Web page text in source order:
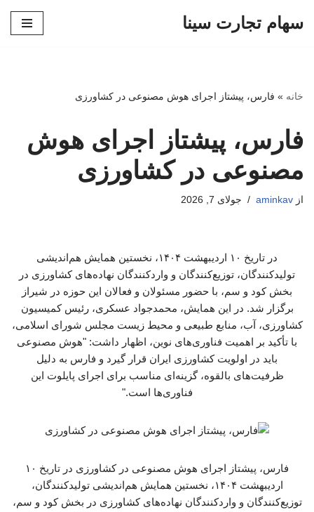
سهام تجارت سینا
خانه » فارس، پیشتاز اجرای هوش مصنوعی در کشاورزی
فارس، پیشتاز اجرای هوش
مصنوعی در کشاورزی
از aminkav جولای 7, 2026
در تاریخ ۱۰ اردیبهشت ۱۴۰۴، نخستین همایش هم‌اندیشی
تولیدکنندگان، توزیع‌کنندگان و واردکنندگان نهاده‌های کشاورزی در
بخش کود و سم، با حضور مسئولان و فعالان این حوزه در شیراز
برگزار شد. در این همایش، محمدجواد عسکری، رئیس کمیسیون
کشاورزی، آب، منابع طبیعی و محیط زیست مجلس شورای اسلامی،
با تأکید بر اهمیت فناوری‌های نوین، اظهار داشت: "هوش مصنوعی
باید در اولویت کشاورزی ایران قرار گیرد و فارس به دلیل
ظرفیت‌های بالقوه، گزینه‌ای مناسب برای اجرای پایلوت این
فناوری‌ها است."
فارس، پیشتاز اجرای هوش مصنوعی در کشاورزی در تاریخ ۱۰
اردیبهشت ۱۴۰۴، نخستین همایش هم‌اندیشی تولیدکنندگان،
توزیع‌کنندگان و واردکنندگان نهاده‌های کشاورزی در بخش کود و سم،